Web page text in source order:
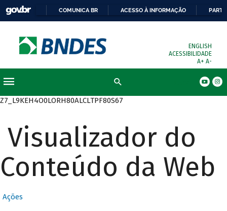
COMUNICA BR ACESSO À INFORMAÇÃO
ENGLISH
ACESSIBILIDADE
A+ A-
Z7_L9KEH4O0LORH80ALCLTPF80S67
Visualizador do
Conteúdo da Web
Ações